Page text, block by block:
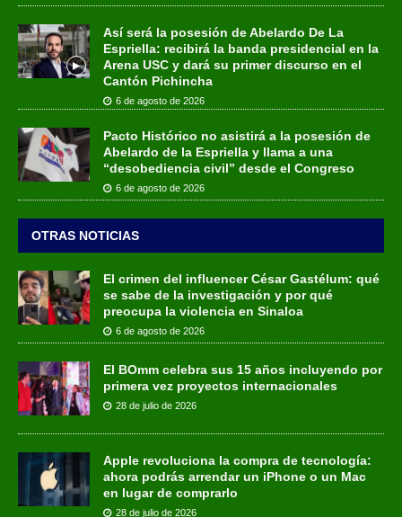
Así será la posesión de Abelardo De La
Espriella: recibirá la banda presidencial en la
Arena USC y dará su primer discurso en el
Cantón Pichincha
6 de agosto de 2026
Pacto Histórico no asistirá a la posesión de
Abelardo de la Espriella y llama a una
“desobediencia civil” desde el Congreso
6 de agosto de 2026
OTRAS NOTICIAS
El crimen del influencer César Gastélum: qué
se sabe de la investigación y por qué
preocupa la violencia en Sinaloa
6 de agosto de 2026
El BOmm celebra sus 15 años incluyendo por
primera vez proyectos internacionales
28 de julio de 2026
Apple revoluciona la compra de tecnología:
ahora podrás arrendar un iPhone o un Mac
en lugar de comprarlo
28 de julio de 2026